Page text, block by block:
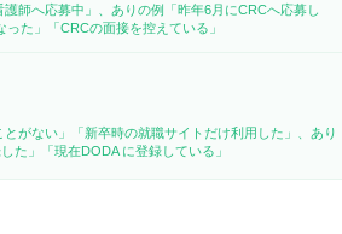
師へ応募中」、ありの例「昨年6月にCRCへ応募し
た」「CRCの面接を控えている」
がない」「新卒時の就職サイトだけ利用した」、あり
た」「現在DODA に登録している」